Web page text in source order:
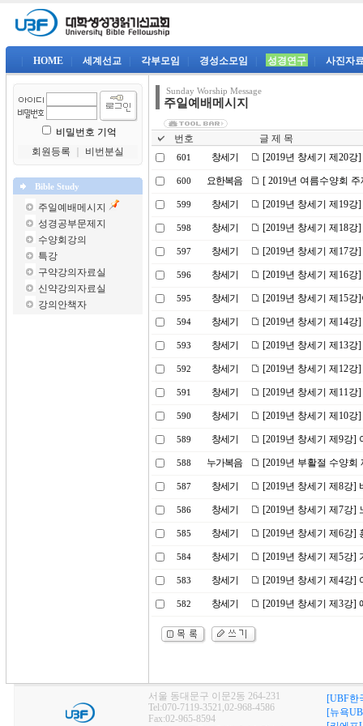
HOME 세계선교 각부모임 경성소모임 성경연구 사진자
비밀번호 기억
회원등록
비번분실
Bible Study
주일예배메시지
성경공부문제지
수양회강의
특강
구약강의자료실
신약강의자료실
강의안책자
Sunday Worship Message
주일예배메시지
번호 글 제 목
601 창세기 [2019년 창세기 제20
600 요한복음 [ 2019년 여름수양회
599 창세기 [2019년 창세기 제19강
598 창세기 [2019년 창세기 제18
597 창세기 [2019년 창세기 제17
596 창세기 [2019년 창세기 제16강
595 창세기 [2019년 창세기 제15
594 창세기 [2019년 창세기 제14
593 창세기 [2019년 창세기 제13
592 창세기 [2019년 창세기 제12
591 창세기 [2019년 창세기 제11
590 창세기 [2019년 창세기 제10
589 창세기 [2019년 창세기 제9강]
588 누가복음 [2019년 부활절 수양
587 창세기 [2019년 창세기 제8강]
586 창세기 [2019년 창세기 제7강]
585 창세기 [2019년 창세기 제6강]
584 창세기 [2019년 창세기 제5강]
583 창세기 [2019년 창세기 제4강]
582 창세기 [2019년 창세기 제3강]
서울 동대문구 이문2동 264-231
Tel:070-7119-3521,02-968-4586
Fax:02-965-8594
[UBF한
[뉴욕